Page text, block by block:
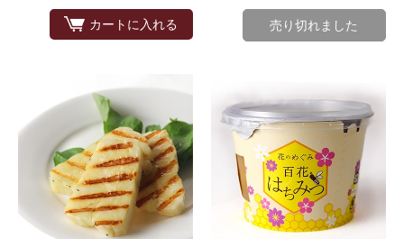
カートに入れる 売り切れました